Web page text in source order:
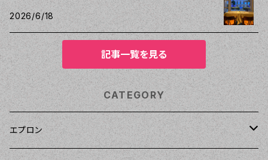
2026/6/18
記事一覧を見る
CATEGORY
エプロン